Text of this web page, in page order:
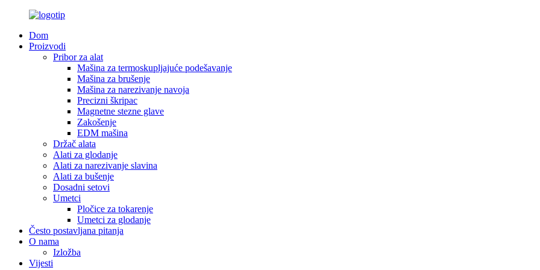
Dom
Proizvodi
Pribor za alat
Mašina za termoskupljajuće podešavanje
Mašina za brušenje
Mašina za narezivanje navoja
Precizni škripac
Magnetne stezne glave
Zakošenje
EDM mašina
Držač alata
Alati za glodanje
Alati za narezivanje slavina
Alati za bušenje
Dosadni setovi
Umetci
Pločice za tokarenje
Umetci za glodanje
Često postavljana pitanja
O nama
Izložba
Vijesti